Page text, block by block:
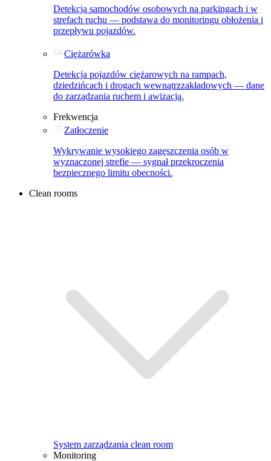
Detekcja samochodów osobowych na parkingach i w
strefach ruchu — podstawa do monitoringu obłożenia i
przepływu pojazdów.
Ciężarówka
Detekcja pojazdów ciężarowych na rampach,
dziedzińcach i drogach wewnątrzzakładowych — dane
do zarządzania ruchem i awizacją.
Frekwencja
Zatłoczenie
Wykrywanie wysokiego zagęszczenia osób w
wyznaczonej strefie — sygnał przekroczenia
bezpiecznego limitu obecności.
Clean rooms
System zarządzania clean room
Monitoring